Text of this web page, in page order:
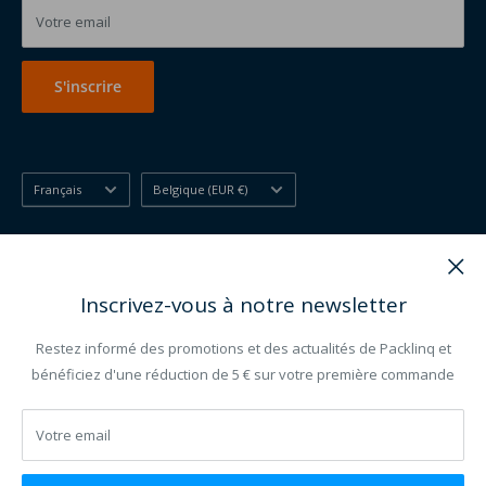
Inscrivez-vous à notre newsletter
Restez informé des promotions et des actualités de Packlinq et
bénéficiez d'une réduction de 5 € sur votre première commande
Votre email
Autres personnalisé
Votre email
S'inscrire
Langue
Français Pays/région
Belgique (EUR €)